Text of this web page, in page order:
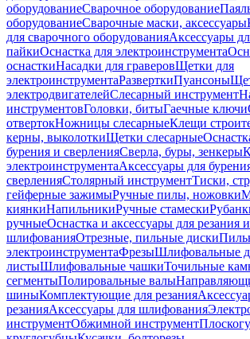
оборудованиеСварочное оборудование
оборудованиеСварочные маски, аксессуары
для сварочного оборудованияАксессуары
пайкиОснастка для электроинструмента
оснасткиНасадки для граверовЩетки для
электроинструментаРазверткиПуансоны
электродвигателейСлесарный инструмент
инструментовГоловки, битыГаечные ключи
отвертокНожницы слесарныеКлещи
керны, выколоткиЩетки слесарные
бурения и сверленияСверла, буры, зенкеры
электроинструментаАксессуары для
сверленияСтолярный инструментТиски,
гейферные зажимыРучные пилы, ножовки
киянкиНапильникиРучные стамески
ручныеОснастка и аксессуары для резания и
шлифованияОтрезные, пильные диски
электроинструментаФрезыШлифовальные
листыШлифовальные чашкиТочильные
сегментыПолировальные валы
шиныКомплектующие для резания
резанияАксессуары для шлифования
инструментОбжимной инструмент